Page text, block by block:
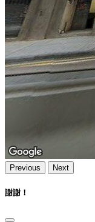
Previous Next
謝謝！